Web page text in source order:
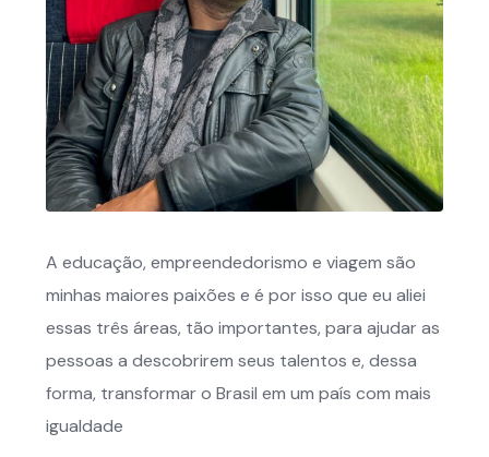
A educação, empreendedorismo e viagem são
minhas maiores paixões e é por isso que eu aliei
essas três áreas, tão importantes, para ajudar as
pessoas a descobrirem seus talentos e, dessa
forma, transformar o Brasil em um país com mais
igualdade